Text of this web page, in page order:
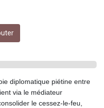
FJD 2.20855
FKP 0.743241
GEL 2.61504
diplomatique piétine entre
via le médiateur
le cessez-le-feu,